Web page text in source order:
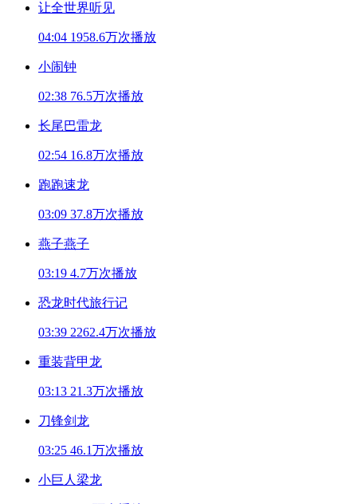
让全世界听见
04:04 1958.6万次播放
小闹钟
02:38 76.5万次播放
长尾巴雷龙
02:54 16.8万次播放
跑跑速龙
03:09 37.8万次播放
燕子燕子
03:19 4.7万次播放
恐龙时代旅行记
03:39 2262.4万次播放
重装背甲龙
03:13 21.3万次播放
刀锋剑龙
03:25 46.1万次播放
小巨人梁龙